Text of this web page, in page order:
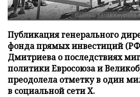
Публикация генерального
фонда прямых инвестиций
Дмитриева о последствиях
политики Евросоюза и
преодолела отметку в один
в социальной сети X.